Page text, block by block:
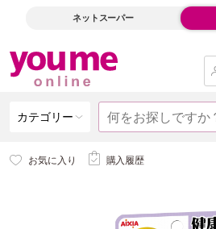
ネットスーパー
カテゴリー
お気に入り 購入履歴